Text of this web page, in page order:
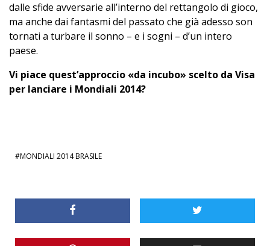
dalle sfide avversarie all’interno del rettangolo di gioco,
ma anche dai fantasmi del passato che già adesso son
tornati a turbare il sonno – e i sogni – d’un intero
paese.
Vi piace quest’approccio «da incubo» scelto da Visa
per lanciare i Mondiali 2014?
MONDIALI 2014 BRASILE